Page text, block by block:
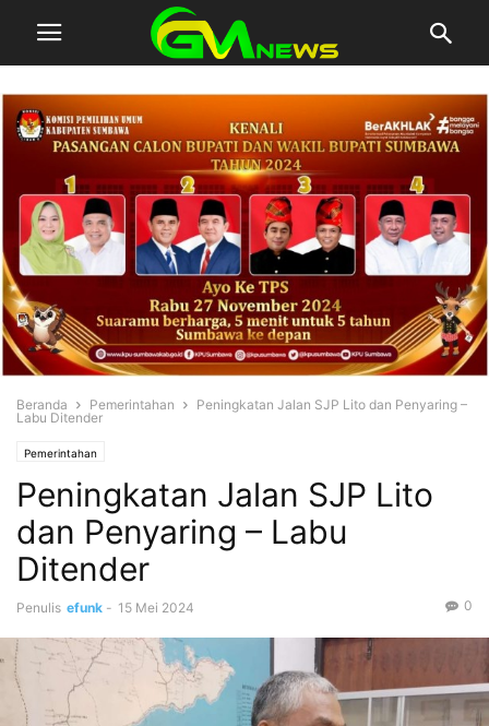
Beranda Pemerintahan
Peningkatan Jalan SJP Lito dan Penyaring –
Labu Ditender
Pemerintahan
Peningkatan Jalan SJP Lito
dan Penyaring – Labu
Ditender
Penulis efunk - 15 Mei 2024 0